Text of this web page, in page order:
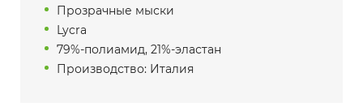
Прозрачные мыски
Lycra
79%-полиамид, 21%-эластан
Производство: Италия